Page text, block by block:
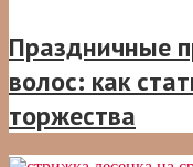
Праздничные
волос: как
торжества